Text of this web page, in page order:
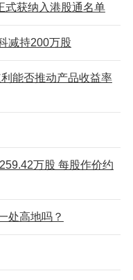
式获纳入港股通名单
减持200万股
利能否推动产品收益率
万股 每股作价约
处高地吗？